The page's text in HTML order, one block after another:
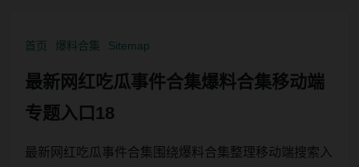
首页 爆料合集 Sitemap
最新网红吃瓜事件合集爆料合集移动端
专题入口18
最新网红吃瓜事件合集围绕爆料合集整理移动端搜索入